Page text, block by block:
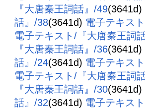
『大唐秦王詞話』/49(3641d)
話』/38(3641d) 電子テキス
電子テキスト/『大唐秦王詞
『大唐秦王詞話』/36(3641d)
話』/24(3641d) 電子テキス
電子テキスト/『大唐秦王詞
『大唐秦王詞話』/30(3641d)
話』/32(3641d) 電子テキス